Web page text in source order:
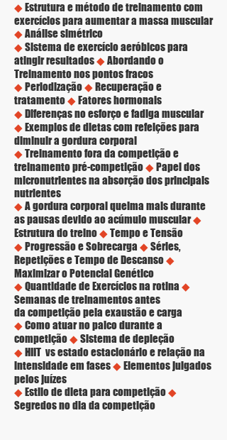
◆Estrutura e método de treinamento com
exercícios para aumentar a massa muscular
◆Análise simétrico
◆Sistema de exercício aeróbicos para
atingir resultados◆Abordando o
Treinamento nos pontos fracos
◆Periodização◆Recuperação e
tratamento◆Fatores hormonais
◆Diferenças no esforço e fadiga muscular
◆Exemplos de dietas com refeições para
diminuir a gordura corporal
◆Treinamento fora da competição e
treinamento pré-competição◆Papel dos
micronutrientes na absorção dos principais
nutrientes
◆A gordura corporal queima mais durante
as pausas devido ao acúmulo muscular◆
Estrutura do treino◆Tempo e Tensão
◆Progressão e Sobrecarga ◆Séries,
Repetições e Tempo de Descanso◆
Maximizar o Potencial Genético
◆Quantidade de Exercícios na rotina ◆
Semanas de treinamentos antes
da competição pela exaustão e carga
◆Como atuar no palco durante a
competição◆Sistema de depleção
◆HIIT vs estado estacionário e relação na
intensidade em fases◆Elementos julgados
pelos juízes
◆Estilo de dieta para competição◆
Segredos no dia da competição